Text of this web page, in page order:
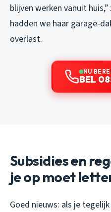
blijven werken vanuit
hadden we haar garage-
overlast.
NU
BEL
Subsidies en
je op moet
Goed nieuws: als je